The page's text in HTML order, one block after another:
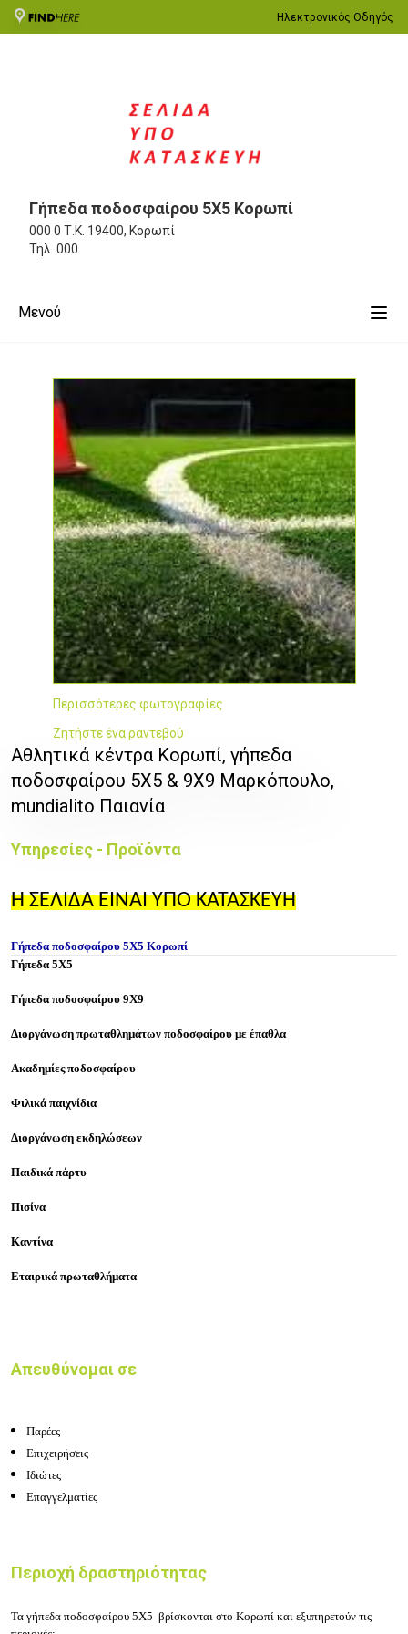
Ηλεκτρονικός Οδηγός
Γήπεδα ποδοσφαίρου 5Χ5 Κορωπί
000 0 Τ.Κ. 19400, Κορωπί
Τηλ. 000
Μενού
Περισσότερες φωτογραφίες
Ζητήστε ένα ραντεβού
Αθλητικά κέντρα Κορωπί, γήπεδα
ποδοσφαίρου 5Χ5 & 9X9 Μαρκόπουλο,
mundialito Παιανία
Υπηρεσίες - Προϊόντα
Η ΣΕΛΙΔΑ ΕΙΝΑΙ ΥΠΟ ΚΑΤΑΣΚΕΥΗ
Γήπεδα ποδοσφαίρου 5Χ5 Κορωπί
Γήπεδα 5X5
Γήπεδα ποδοσφαίρου 9X9
Διοργάνωση πρωταθλημάτων ποδοσφαίρου με έπαθλα
Ακαδημίες ποδοσφαίρου
Φιλικά παιχνίδια
Διοργάνωση εκδηλώσεων
Παιδικά πάρτυ
Πισίνα
Καντίνα
Εταιρικά πρωταθλήματα
Απευθύνομαι σε
Παρέες
Επιχειρήσεις
Ιδιώτες
Επαγγελματίες
Περιοχή δραστηριότητας
Τα γήπεδα ποδοσφαίρου 5Χ5 βρίσκονται στο Κορωπί και εξυπηρετούν τις